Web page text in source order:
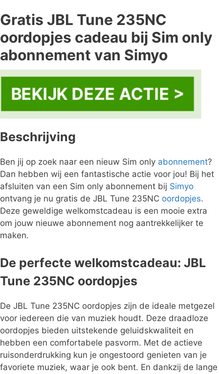
Gratis JBL Tune 235NC
oordopjes cadeau bij Sim only
abonnement van Simyo
BEKIJK DEZE ACTIE >
Beschrijving
Ben jij op zoek naar een nieuw Sim only abonnement?
Dan hebben wij een fantastische actie voor jou! Bij het
afsluiten van een Sim only abonnement bij Simyo
ontvang je nu gratis de JBL Tune 235NC oordopjes.
Deze geweldige welkomstcadeau is een mooie extra
om jouw nieuwe abonnement nog aantrekkelijker te
maken.
De perfecte welkomstcadeau: JBL
Tune 235NC oordopjes
De JBL Tune 235NC oordopjes zijn de ideale metgezel
voor iedereen die van muziek houdt. Deze draadloze
oordopjes bieden uitstekende geluidskwaliteit en
hebben een comfortabele pasvorm. Met de actieve
ruisonderdrukking kun je ongestoord genieten van je
favoriete muziek, waar je ook bent. En dankzij de lange